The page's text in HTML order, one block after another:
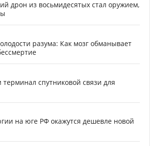
дрон из восьмидесятых стал оружием,
разума: Как мозг обманывает
терминал спутниковой связи для
на юге РФ окажутся дешевле новой